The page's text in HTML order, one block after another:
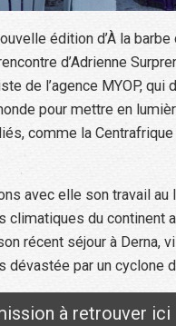
édition d’À la barbe
d’Adrienne
de l’agence MYOP, qui
pour mettre en
comme la
avec elle son travail au
climatiques du continent
récent séjour à Derna,
dévastée par un cyclone
à retrouver ici